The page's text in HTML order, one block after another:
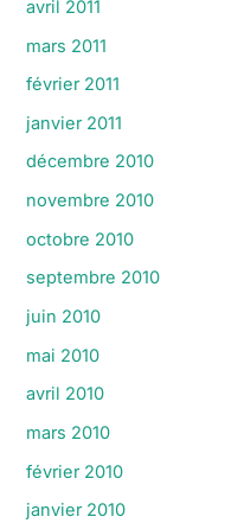
avril 2011
mars 2011
février 2011
janvier 2011
décembre 2010
novembre 2010
octobre 2010
septembre 2010
juin 2010
mai 2010
avril 2010
mars 2010
février 2010
janvier 2010